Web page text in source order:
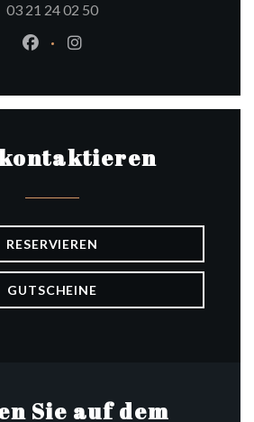
03 21 24 02 50
Facebook ((öffnet ein neues
Instagram ((öffnet ein
RESERVIEREN
GUTSCHEINE
Sie auf dem